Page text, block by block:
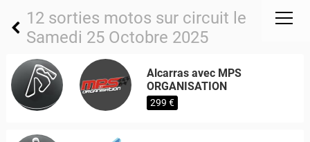
12 sorties motos sur circuit le
Samedi 25 Octobre 2025
Alcarras avec MPS
ORGANISATION
299 €